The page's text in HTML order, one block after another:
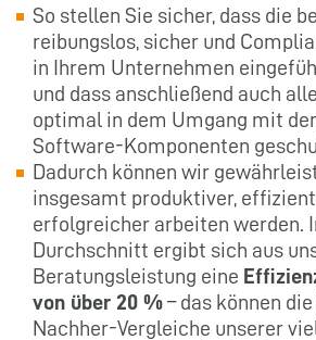
So stellen Sie sicher, dass die
reibungslos, sicher und
in Ihrem Unternehmen
und dass anschließend auch
optimal in dem Umgang mit
Software-Komponenten
Dadurch können wir
insgesamt produktiver,
erfolgreicher arbeiten werden.
Durchschnitt ergibt sich aus
Beratungsleistung eine
von über 20 % – das können
Nachher-Vergleiche unserer